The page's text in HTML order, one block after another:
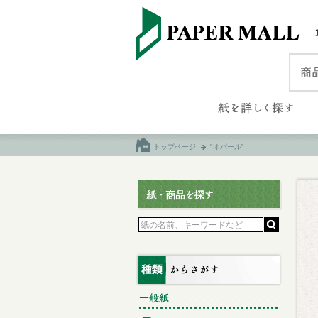
トップページ "オパール"